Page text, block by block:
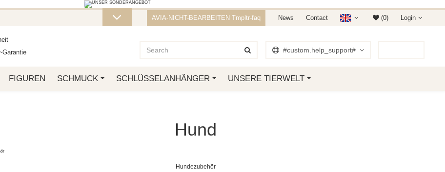
VON ÜBER 50 € ERHALTEN SIE 15% RABATT.
ZU, SO LANGE DER VORRAT REICHT! DIE AKTION GILT BIS ZUM 01. JANUAR 2019
AVIA-NICHT-BEARBEITEN Tmpltr-faq News Contact (0) Login
Garantie
#custom.help_support#
FIGUREN SCHMUCK SCHLÜSSELANHÄNGER UNSERE TIERWELT
Hund
Hundezubehör